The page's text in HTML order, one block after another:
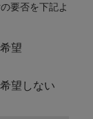
ティの
ャレン
要否を下記よ
望
望しない